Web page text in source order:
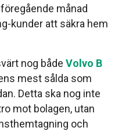
månad
kunder att säkra hem
nog både Volvo B
mest sålda som
Detta ska nog inte
mot bolagen, utan
och